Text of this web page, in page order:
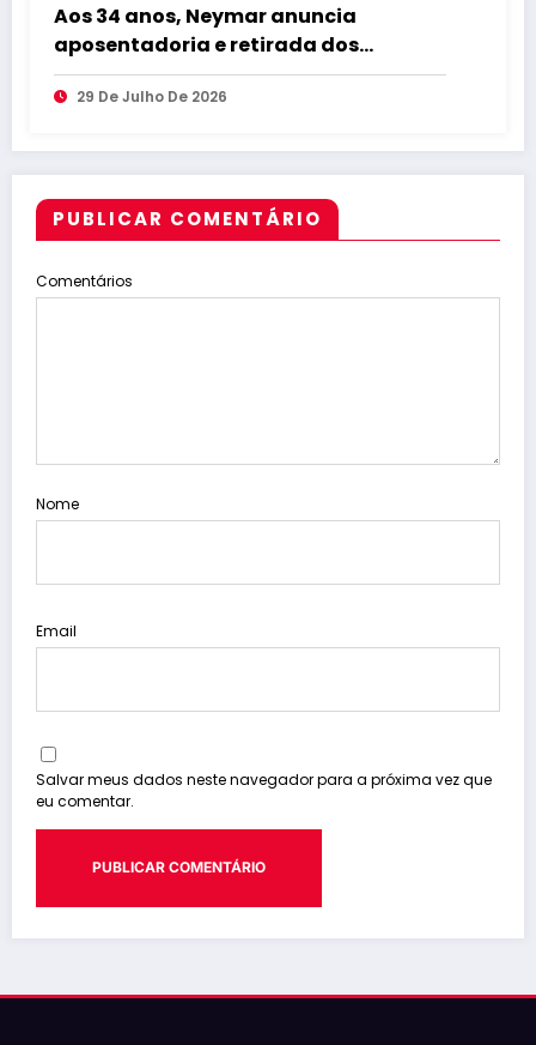
Aos 34 anos, Neymar anuncia
aposentadoria e retirada dos
gramados
29 De Julho De 2026
PUBLICAR COMENTÁRIO
Comentários
Nome
Email
Salvar meus dados neste navegador para a próxima vez que
eu comentar.